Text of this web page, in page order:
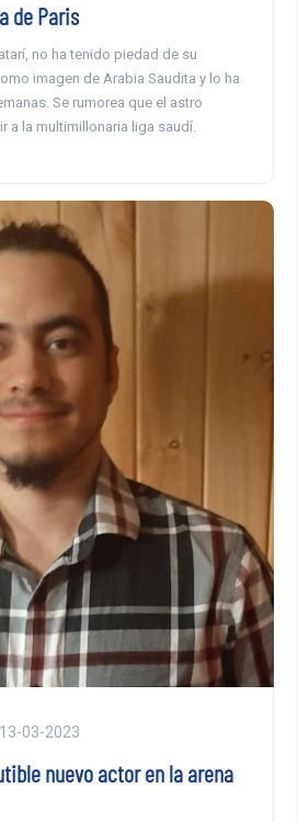
de Paris
no ha tenido piedad de su
imagen de Arabia Saudita y lo ha
Se rumorea que el astro
a la multimillonaria liga saudí.
13-03-2023
nuevo actor en la arena